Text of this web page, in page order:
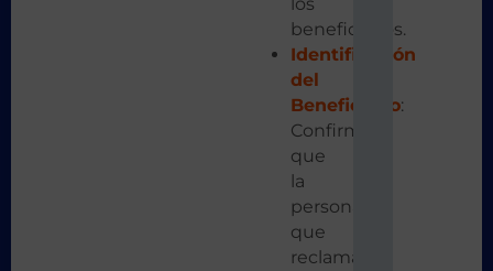
los
beneficiarios.
Identificación
del
Beneficiario:
Confirma
que
la
persona
que
reclama